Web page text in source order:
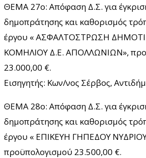
ΘΕΜΑ 27ο: Απόφαση Δ.Σ. για
δημοπράτησης και καθορισμός
έργου « ΑΣΦΑΛΤΟΣΤΡΩΣΗ
ΚΟΜΗΛΙΟΥ Δ.Ε. ΑΠΟΛΛΩΝΙΩΝ»,
23.000,00 €.
Εισηγητής: Κων/νος Σέρβος,
ΘΕΜΑ 28ο: Απόφαση Δ.Σ. για
δημοπράτησης και καθορισμός
έργου « ΕΠΙΚΕΥΗ ΓΗΠΕΔΟΥ
προϋπολογισμού 23.500,00 €.